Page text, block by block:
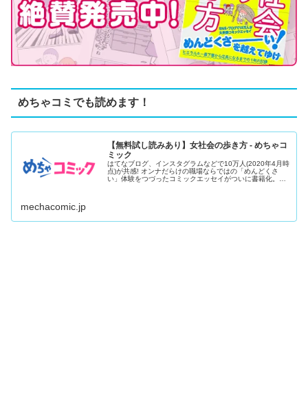
めちゃコミでも読めます！
【無料試し読みあり】女社会の歩き方 - めちゃコ
ミック
はてなブログ、インスタグラムなどで10万人(2020年4月時
点)が共感! オンナだらけの職場ならではの「めんどくさ
い」体験をつづったコミックエッセイがついに書籍化。子
mechacomic.jp